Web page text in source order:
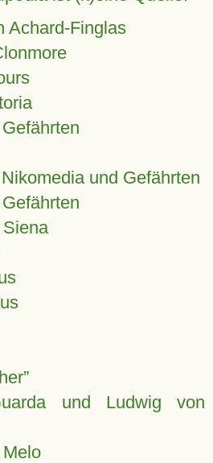
Achard-Finglas
und Gefährten
und Ludwig von